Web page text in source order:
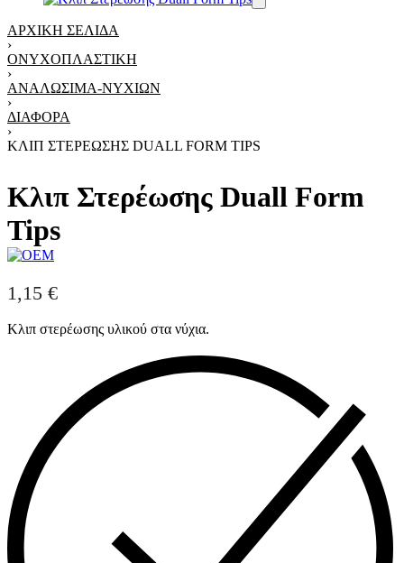
ΑΡΧΙΚΉ ΣΕΛΊΔΑ
›
ΟΝΥΧΟΠΛΑΣΤΙΚΉ
›
ΑΝΑΛΏΣΙΜΑ-ΝΥΧΙΏΝ
›
ΔΙΆΦΟΡΑ
›
ΚΛΙΠ ΣΤΕΡΈΩΣΗΣ DUALL FORM TIPS
Κλιπ Στερέωσης Duall Form
Tips
1,15 €
Κλιπ στερέωσης υλικού στα νύχια.